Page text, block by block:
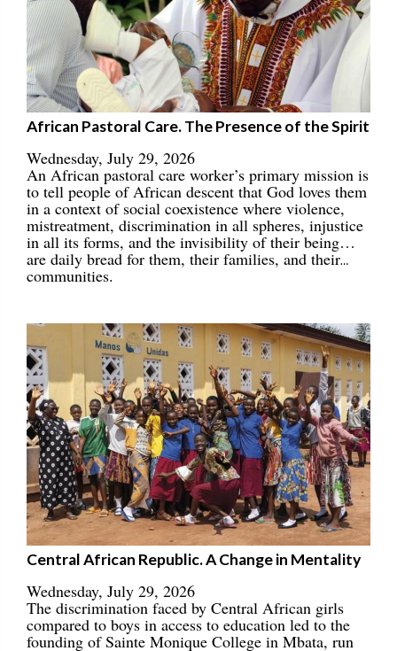
African Pastoral Care. The Presence of the Spirit
Wednesday, July 29, 2026
An African pastoral care worker’s primary mission is
to tell people of African descent that God loves them
in a context of social coexistence where violence,
mistreatment, discrimination in all spheres, injustice
in all its forms, and the invisibility of their being…
are daily bread for them, their families, and their
communities.
Central African Republic. A Change in Mentality
Wednesday, July 29, 2026
The discrimination faced by Central African girls
compared to boys in access to education led to the
founding of Sainte Monique College in Mbata, run